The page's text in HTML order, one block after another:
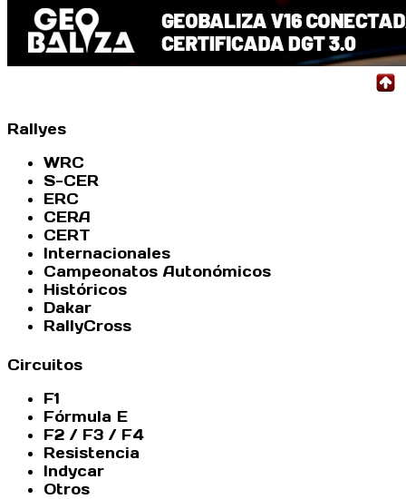
Rallyes
WRC
S-CER
ERC
CERA
CERT
Internacionales
Campeonatos Autonómicos
Históricos
Dakar
RallyCross
Circuitos
F1
Fórmula E
F2 / F3 / F4
Resistencia
Indycar
Otros